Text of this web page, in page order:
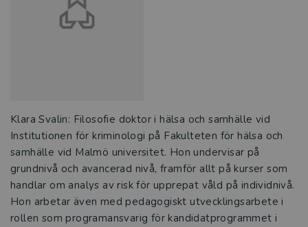
Klara Svalin: Filosofie doktor i hälsa och samhälle vid
Institutionen för kriminologi på Fakulteten för hälsa och
samhälle vid Malmö universitet. Hon undervisar på
grundnivå och avancerad nivå, framför allt på kurser som
handlar om analys av risk för upprepat våld på individnivå.
Hon arbetar även med pedagogiskt utvecklingsarbete i
rollen som programansvarig för kandidatprogrammet i